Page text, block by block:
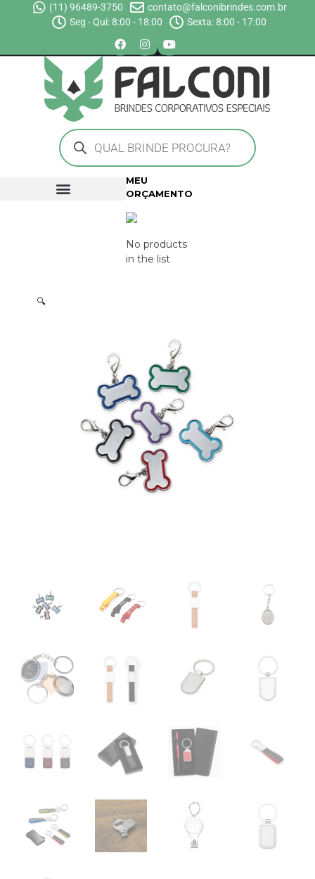
(11) 96489-3750
contato@falconibrindes.com.br
Seg - Qui: 8:00 - 18:00
Sexta: 8:00 - 17:00
MEU
ORÇAMENTO
No products
in the list
🔍